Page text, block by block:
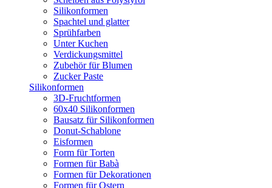
Silikonformen
Spachtel und glatter
Sprühfarben
Unter Kuchen
Verdickungsmittel
Zubehör für Blumen
Zucker Paste
Silikonformen
3D-Fruchtformen
60x40 Silikonformen
Bausatz für Silikonformen
Donut-Schablone
Eisformen
Form für Torten
Formen für Babà
Formen für Dekorationen
Formen für Ostern